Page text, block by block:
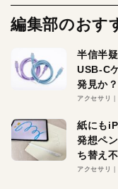
編集部のおす
半信半
USB-C
発見か？
アクセサリ
紙にも
発想ペ
ち替え
アクセサリ